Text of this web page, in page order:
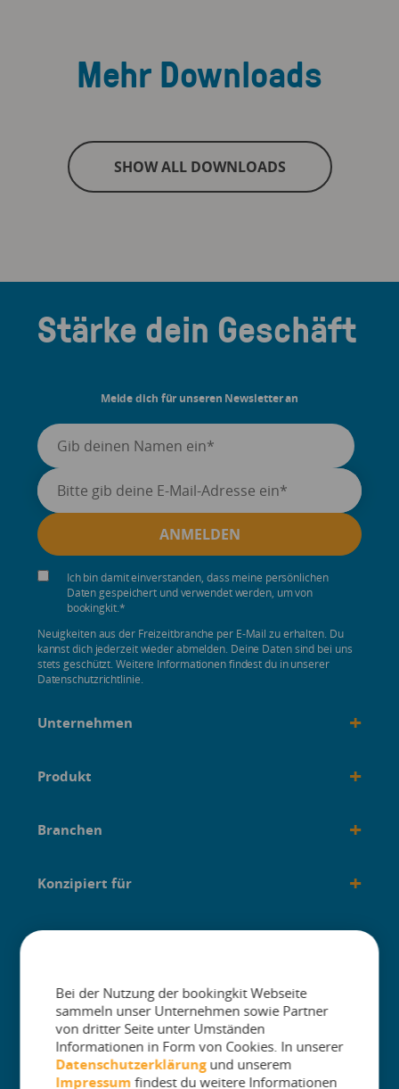
Mehr Downloads
SHOW ALL DOWNLOADS
Stärke dein Geschäft
Melde dich für unseren Newsletter an
Ich bin damit einverstanden, dass meine persönlichen
Daten gespeichert und verwendet werden, um von
bookingkit.*
Neuigkeiten aus der Freizeitbranche per E-Mail zu erhalten. Du
kannst dich jederzeit wieder abmelden. Deine Daten sind bei uns
stets geschützt. Weitere Informationen findest du in unserer
Datenschutzrichtlinie.
The One Platform for Attractions. Sell
More and Simplify Operations.
Unternehmen +
Produkt +
Branchen +
Konzipiert für +
Anleitungen +
Bei der Nutzung der bookingkit Webseite
sammeln unser Unternehmen sowie Partner
von dritter Seite unter Umständen
Informationen in Form von Cookies. In unserer
Datenschutzerklärungund unserem
Impressum findest du weitere Informationen